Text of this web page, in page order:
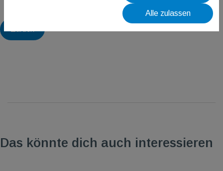
Das könnte dich auch interessieren
Alle zulassen